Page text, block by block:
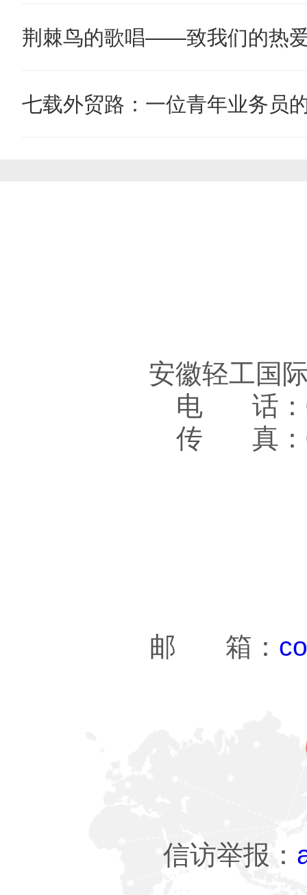
荆棘鸟的歌唱——致我们的热
七载外贸路：一位青年业务员
安徽轻工国
电 话：
传 真：
邮 箱：
信访举报：